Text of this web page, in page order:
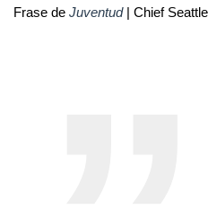
Frase de Juventud| Chief Seattle